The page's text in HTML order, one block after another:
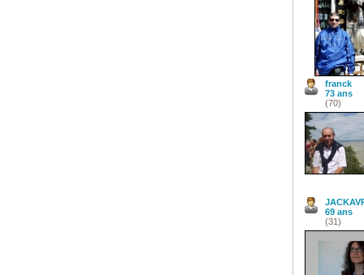
franck
73 ans
(70)
69 ans
(31)